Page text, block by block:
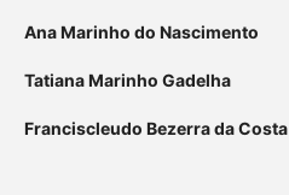
Ana Marinho do Nascimento
Tatiana Marinho Gadelha
Franciscleudo Bezerra da Costa